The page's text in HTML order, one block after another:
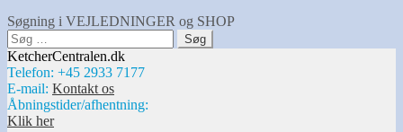
Søgning i VEJLEDNINGER og SHOP
Søg
efter:
KetcherCentralen.dk
Telefon: +45 2933 7177
E-mail: Kontakt os
Åbningstider/afhentning:
Klik her